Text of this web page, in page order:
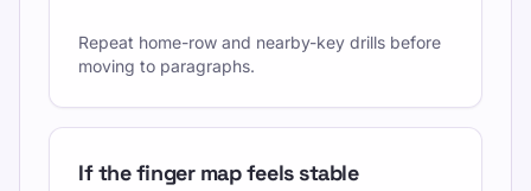
Repeat home-row and nearby-key drills before
moving to paragraphs.
If the finger map feels stable